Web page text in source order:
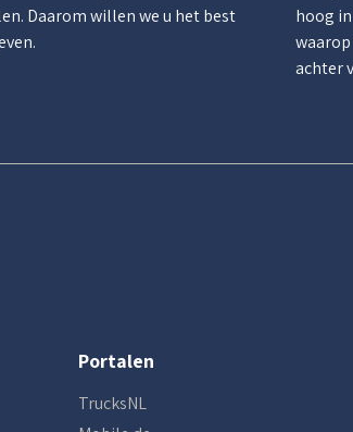
Daarom willen we u het best
hoog
achter
Portalen
TrucksNL